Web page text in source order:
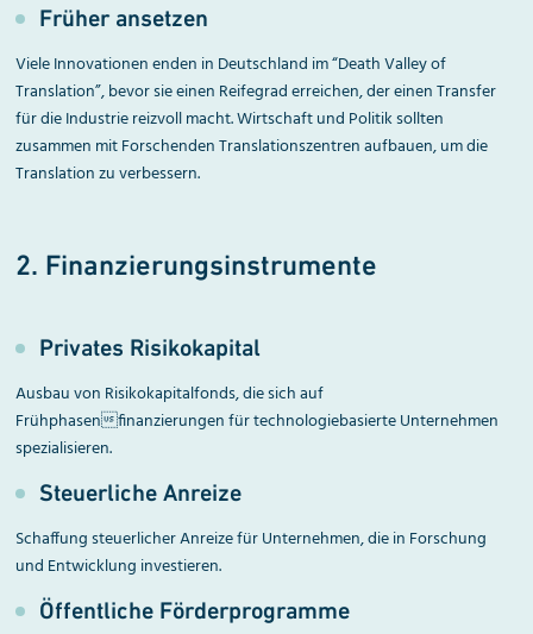
Früher ansetzen
Viele Innovationen enden in Deutschland im “Death Valley of
Translation”, bevor sie einen Reifegrad erreichen, der einen Transfer
für die Industrie reizvoll macht. Wirtschaft und Politik sollten
zusammen mit Forschenden Translationszentren aufbauen, um die
Translation zu verbessern.
2. Finanzierungsinstrumente
Privates Risikokapital
Ausbau von Risikokapitalfonds, die sich auf
Frühphasenfinanzierungen für technologiebasierte Unternehmen
spezialisieren.
Steuerliche Anreize
Schaffung steuerlicher Anreize für Unternehmen, die in Forschung
und Entwicklung investieren.
Öffentliche Förderprogramme